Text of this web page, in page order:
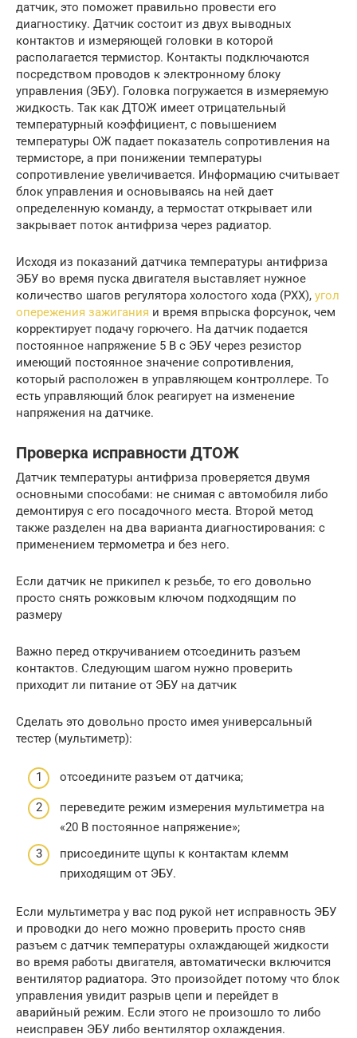
датчик, это поможет правильно провести его
диагностику. Датчик состоит из двух выводных
контактов и измеряющей головки в которой
располагается термистор. Контакты подключаются
посредством проводов к электронному блоку
управления (ЭБУ). Головка погружается в измеряемую
жидкость. Так как ДТОЖ имеет отрицательный
температурный коэффициент, с повышением
температуры ОЖ падает показатель сопротивления на
термисторе, а при понижении температуры
сопротивление увеличивается. Информацию считывает
блок управления и основываясь на ней дает
определенную команду, а термостат открывает или
закрывает поток антифриза через радиатор.
Исходя из показаний датчика температуры антифриза
ЭБУ во время пуска двигателя выставляет нужное
количество шагов регулятора холостого хода (РХХ), угол
опережения зажигания и время впрыска форсунок, чем
корректирует подачу горючего. На датчик подается
постоянное напряжение 5 В с ЭБУ через резистор
имеющий постоянное значение сопротивления,
который расположен в управляющем контроллере. То
есть управляющий блок реагирует на изменение
напряжения на датчике.
Проверка исправности ДТОЖ
Датчик температуры антифриза проверяется двумя
основными способами: не снимая с автомобиля либо
демонтируя с его посадочного места. Второй метод
также разделен на два варианта диагностирования: с
применением термометра и без него.
Если датчик не прикипел к резьбе, то его довольно
просто снять рожковым ключом подходящим по
размеру
Важно перед откручиванием отсоединить разъем
контактов. Следующим шагом нужно проверить
приходит ли питание от ЭБУ на датчик
Сделать это довольно просто имея универсальный
тестер (мультиметр):
отсоедините разъем от датчика;
переведите режим измерения мультиметра на
«20 В постоянное напряжение»;
присоедините щупы к контактам клемм
приходящим от ЭБУ.
Если мультиметра у вас под рукой нет исправность ЭБУ
и проводки до него можно проверить просто сняв
разъем с датчик температуры охлаждающей жидкости
во время работы двигателя, автоматически включится
вентилятор радиатора. Это произойдет потому что блок
управления увидит разрыв цепи и перейдет в
аварийный режим. Если этого не произошло то либо
неисправен ЭБУ либо вентилятор охлаждения.